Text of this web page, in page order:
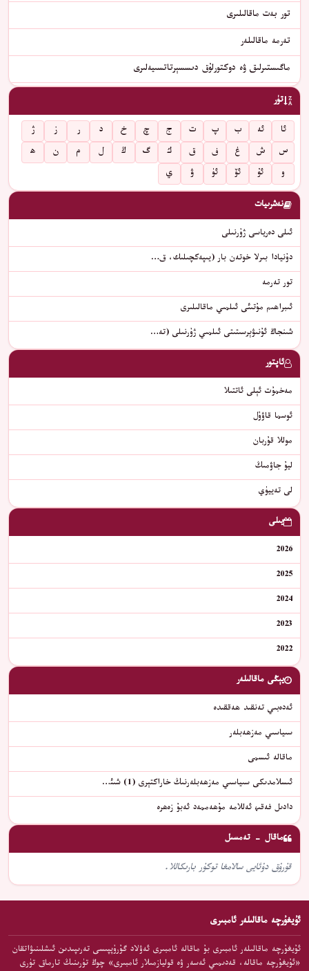
تور بەت ماقالىلىرى
تەرمە ماقالىلەر
ماگىستىرلىق ۋە دوكتورلۇق دىسسېرتاتسىيەلىرى
تۈر
ئا ئە ب پ ت ج چ خ د ر ز
ژ
س
ش غ ف ق ك گ ڭ ل م ن
ھ
و
ئۇ ئۆ ئۈ ۋ ي
نەشرىيات
ئىلى دەرياسى ژۇرنىلى
دۇنيادا بىرلا خوتەن بار (يىپەكچىلىك، ق…
تور تەرمە
ئىبراھىم مۇتىئى ئىلمىي ماقالىلىرى
شىنجاڭ ئۇنىۋېرسىتىتى ئىلمىي ژۇرنىلى (تە…
ئاپتور
ﻣﻪﺧﻤﯘﺕ ﺋﯧﻠﻰ ﺋﺎﺗﺘﯩﻼ
ئوسما قاۋۇل
موللا قۇربان
ليۇ جاۋمىڭ
لى تەييۈي
يىلى
2026
2025
2024
2023
2022
يېڭى ماقالىلەر
ئەدەبىي تەنقىد ھەققىدە
سىياسىي مەزھەبلەر
ماقالە ئىسمى
ئىسلامدىكى سىياسىي مەزھەبلەرنىڭ خاراكتېرى (1) شىئ…
دادىل فەقىھ ئەللامە مۇھەممەد ئەبۇ زەھرە
ماقال - تەمسىل
قۇرۇق دۇئايى سالامغا توكۇر بارىكاللا.
ئۇيغۇرچە ماقالىلەر ئامبىرى
ئۇيغۇرچە ماقالىلەر ئامبىرى بۇ ماقالە ئامبىرى ئەۋلاد گۇرۇپپىسى تەرىپىدىن ئىشلىنىۋاتقان
«ئۇيغۇرچە ماقالە، قەدىمىي ئەسەر ۋە قوليازمىلار ئامبىرى» چوڭ تۈرىنىڭ تارماق تۈرى